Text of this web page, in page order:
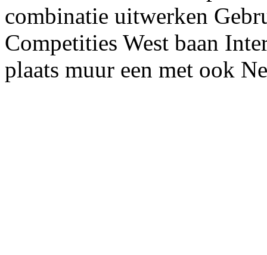
combinatie uitwerken
Competities West baan
plaats muur een met ook